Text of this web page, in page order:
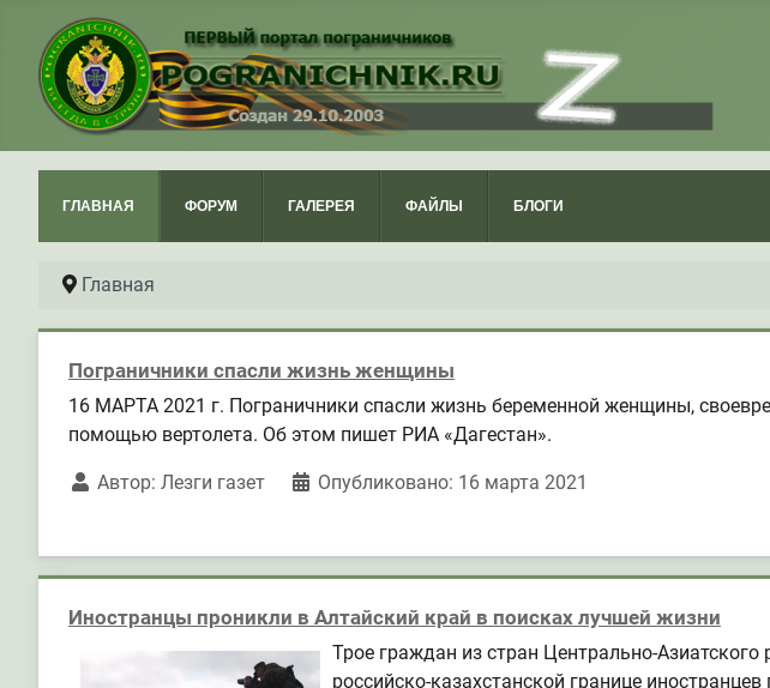
ГЛАВНАЯ ФОРУМ ГАЛЕРЕЯ ФАЙЛЫ БЛОГИ
Главная
Пограничники спасли жизнь женщины
16 МАРТА 2021 г. Пограничники спасли жизнь беременной женщины,
помощью вертолета. Об этом пишет РИА «Дагестан».
Автор: Лезги газет Опубликовано: 16 марта 2021
Иностранцы проникли в Алтайский край в поисках лучшей жизни
Трое граждан из стран Центрально-
российско-казахстанской границе